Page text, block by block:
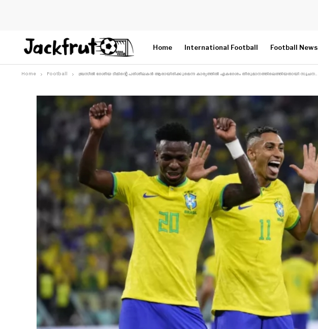
Home International Football Football News
Home Football ബ്രസീൽ ദേശീയ ടീമിന്റെ പരിശീലകൻ ആരായിരിക്കുമെന്ന കാര്യത്തിൽ ഏകദേശം തീരുമാനത്തിലെത്തിയതായി സൂചന..